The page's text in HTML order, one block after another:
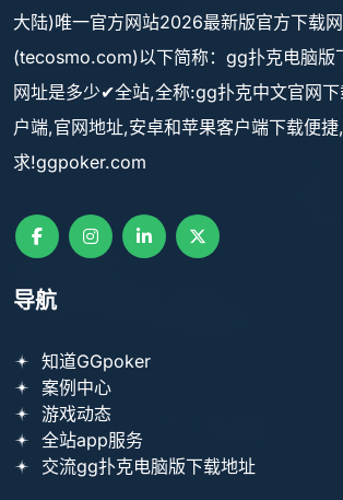
大陆)唯一官方网站2026最新版官方下载
(tecosmo.com)以下简称：gg扑克电脑版
网址是多少✔全站,全称:gg扑克中文官网
户端,官网地址,安卓和苹果客户端下载便
求!ggpoker.com
导航
知道GGpoker
案例中心
游戏动态
全站app服务
交流gg扑克电脑版下载地址